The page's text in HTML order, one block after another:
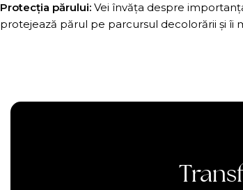
Protecția părului: Vei învăța despre
protejează părul pe parcursul decolorării și îi